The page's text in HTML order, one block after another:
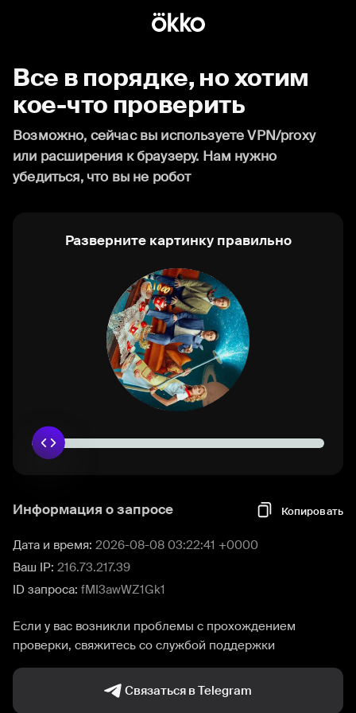
Все в порядке, но хотим
кое-что проверить
Возможно, сейчас вы используете VPN/proxy
или расширения к браузеру. Нам нужно
убедиться, что вы не робот
Разверните картинку правильно
Информация о запросе Копировать
Дата и время: 2026-08-08 03:22:41 +0000
Ваш IP: 216.73.217.39
ID запроса: fMI3awWZ1Gk1
Если у вас возникли проблемы с прохождением
проверки, свяжитесь со службой поддержки
Связаться в Telegram